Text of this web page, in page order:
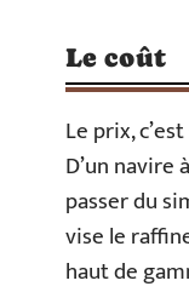
Le coût
Le prix,
D’un navire
passer du
vise le
haut de